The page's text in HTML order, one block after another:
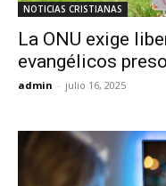
NOTICIAS CRISTIANAS
La ONU exige
evangélicos
admin - julio 16, 2025